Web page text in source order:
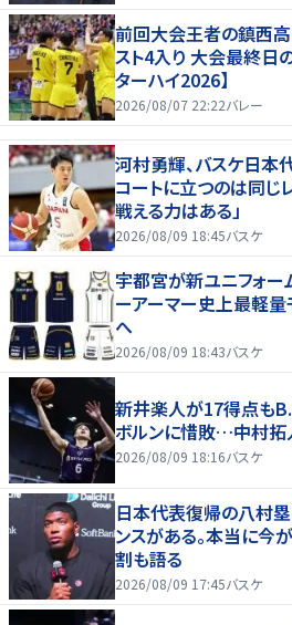
前回大会王者の鎮西
スト4入り 大会最終日
ターハイ2026】
2026/08/07 22:22バレー
河村勇輝、バスケ日本
コートに立つのは同じ
戦える力はある」
2026/08/09 18:45バスケ
宇都宮が新ユニフォ
ーアーマー史上最軽
へ
2026/08/09 18:43バスケ
新井楽人が17得点も
ボルンに惜敗…中村拓
2026/08/09 18:16バスケ
日本代表復帰の八村塁
ンスがある。本当に今
割も語る
2026/08/09 17:45バスケ